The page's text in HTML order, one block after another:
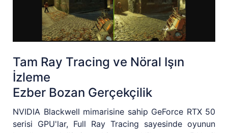
Tam Ray Tracing ve Nöral Işın
İzleme
Ezber Bozan Gerçekçilik
NVIDIA Blackwell mimarisine sahip GeForce RTX 50
serisi GPU'lar, Full Ray Tracing sayesinde oyunun